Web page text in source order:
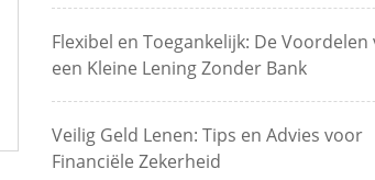
Flexibel en Toegankelijk: De Voordelen
een Kleine Lening Zonder Bank
Veilig Geld Lenen: Tips en Advies voor
Financiële Zekerheid